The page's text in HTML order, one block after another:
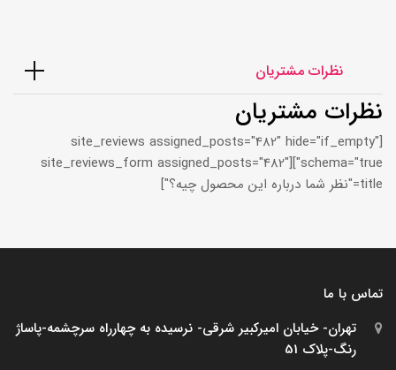
نظرات مشتریان
نظرات مشتریان
[site_reviews assigned_posts="482" hide="if_empty"
schema="true"][site_reviews_form assigned_posts="482"
title="نظر شما درباره این محصول چیه؟"]
تماس با ما
تهران- خیابان امیرکبیر شرقی- نرسیده به چهارراه سرچشمه-پاساژ
رنگ-پلاک 51